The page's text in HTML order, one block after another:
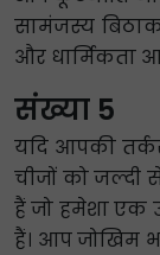
सामंजस्य
और धार्मिकता
संख्या 5
यदि आपकी
चीजों को
हैं जो हमेशा एक
हैं। आप जोखिम